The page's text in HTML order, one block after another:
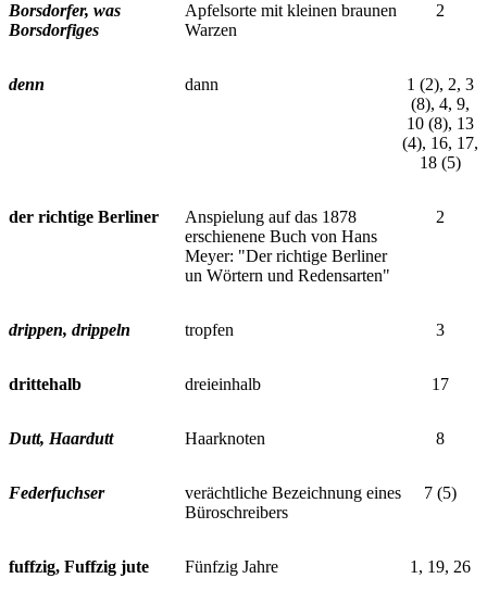
Borsdorfer, was
Borsdorfiges
Apfelsorte mit kleinen braunen
Warzen
2
denn dann
1 (2), 2, 3
(8), 4, 9,
10 (8), 13
(4), 16, 17,
18 (5)
der richtige Berliner
Anspielung auf das 1878
erschienene Buch von Hans
Meyer: "Der richtige Berliner
un Wörtern und Redensarten"
2
drippen, drippeln tropfen 3
drittehalb dreieinhalb 17
Dutt, Haardutt Haarknoten 8
Federfuchser
verächtliche Bezeichnung eines
Büroschreibers
7 (5)
fuffzig, Fuffzig jute Fünfzig Jahre 1, 19, 26